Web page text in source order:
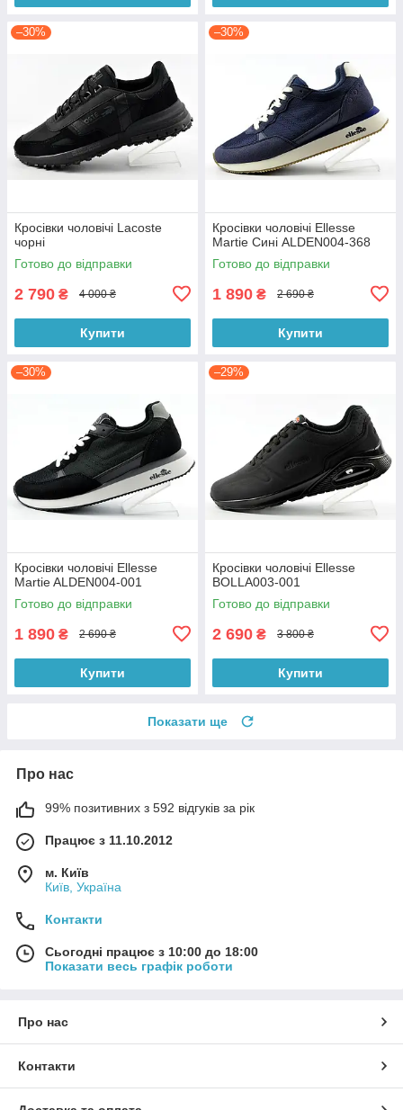
–30%
Кросівки чоловічі Lacoste
чорні
Готово до відправки
2 790 ₴ 4 000 ₴
Купити
–30%
Кросівки чоловічі Ellesse
Martie Сині ALDEN004-368
Готово до відправки
1 890 ₴ 2 690 ₴
Купити
–30%
Кросівки чоловічі Ellesse
Martie ALDEN004-001
Готово до відправки
1 890 ₴ 2 690 ₴
Купити
–29%
Кросівки чоловічі Ellesse
BOLLA003-001
Готово до відправки
2 690 ₴ 3 800 ₴
Купити
Показати ще
Про нас
99% позитивних з 592 відгуків за рік
Працює з 11.10.2012
м. Київ
Київ, Україна
Контакти
Сьогодні працює з 10:00 до 18:00
Показати весь графік роботи
Про нас
Контакти